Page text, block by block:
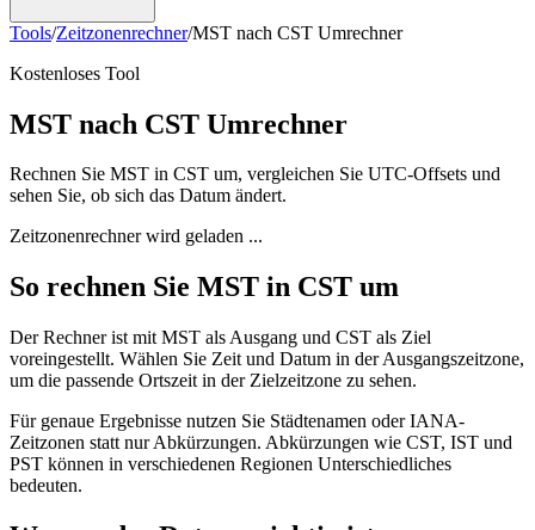
Tools/Zeitzonenrechner/MST nach CST Umrechner
Kostenloses Tool
MST nach CST Umrechner
Rechnen Sie MST in CST um, vergleichen Sie UTC-Offsets und
sehen Sie, ob sich das Datum ändert.
Zeitzonenrechner wird geladen ...
So rechnen Sie MST in CST um
Der Rechner ist mit MST als Ausgang und CST als Ziel
voreingestellt. Wählen Sie Zeit und Datum in der Ausgangszeitzone,
um die passende Ortszeit in der Zielzeitzone zu sehen.
Für genaue Ergebnisse nutzen Sie Städtenamen oder IANA-
Zeitzonen statt nur Abkürzungen. Abkürzungen wie CST, IST und
PST können in verschiedenen Regionen Unterschiedliches
bedeuten.